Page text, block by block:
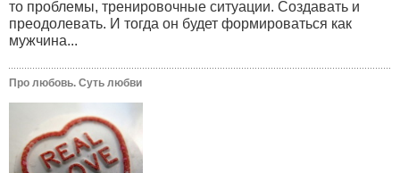
то проблемы, тренировочные ситуации. Создавать и
преодолевать. И тогда он будет формироваться как
мужчина...
Про любовь. Суть любви